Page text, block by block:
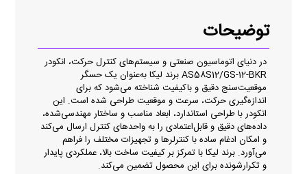
توضیحات
در دنیای اتوماسیون صنعتی و سیستم‌های کنترل حرکت، انکودر
AS58S12/GS-12-BKR برند لیکا به‌عنوان یک حسگر
موقعیت‌سنج دقیق و باکیفیت شناخته می‌شود که برای
اندازه‌گیری حرکت، سرعت و موقعیت طراحی شده است. این
انکودر با طراحی استاندارد، ابعاد مناسب و ساختار مهندسی‌شده،
داده‌های دقیق و قابل‌اعتمادی را به واحدهای کنترل ارسال می‌کند
و امکان ادغام ساده با کنترلرها و تجهیزات مختلف را فراهم
می‌آورد. برند لیکا با تمرکز بر کیفیت ساخت بالا، عملکردی پایدار
و تکرارشونده برای این محصول تضمین می‌کند.